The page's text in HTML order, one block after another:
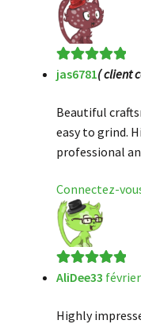
Note5sur 5
jas6781( client
Beautiful
easy to grind.
professional
Connectez-
Note5sur 5
AliDee33 février
Highly